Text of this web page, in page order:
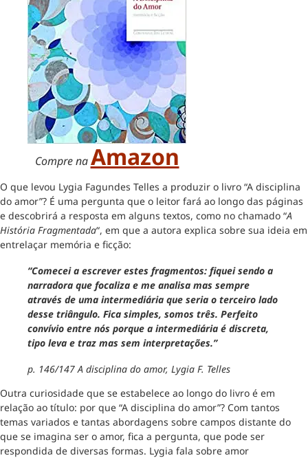
Compre naAmazon
O que levou Lygia Fagundes Telles a produzir o livro “A disciplina
do amor”? É uma pergunta que o leitor fará ao longo das páginas
e descobrirá a resposta em alguns textos, como no chamado “A
História Fragmentada“, em que a autora explica sobre sua ideia em
entrelaçar memória e ficção:
“Comecei a escrever estes fragmentos: fiquei sendo a
narradora que focaliza e me analisa mas sempre
através de uma intermediária que seria o terceiro lado
desse triângulo. Fica simples, somos três. Perfeito
convívio entre nós porque a intermediária é discreta,
tipo leva e traz mas sem interpretações.”
p. 146/147 A disciplina do amor, Lygia F. Telles
Outra curiosidade que se estabelece ao longo do livro é em
relação ao título: por que “A disciplina do amor”? Com tantos
temas variados e tantas abordagens sobre campos distante do
que se imagina ser o amor, fica a pergunta, que pode ser
respondida de diversas formas. Lygia fala sobre amor